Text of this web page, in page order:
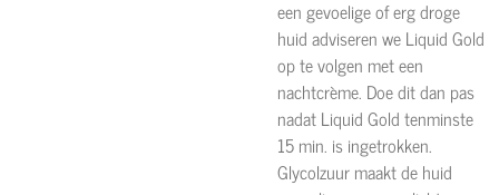
een gevoelige of erg droge
huid adviseren we Liquid Gold
op te volgen met een
nachtcrème. Doe dit dan pas
nadat Liquid Gold tenminste
15 min. is ingetrokken.
Glycolzuur maakt de huid